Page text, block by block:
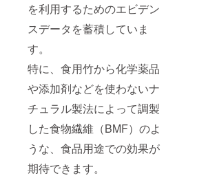
を利用するためのエビデン
スデータを蓄積していま
す。
特に、食用竹から化学薬品
や添加剤などを使わないナ
チュラル製法によって調製
した食物繊維（BMF）のよ
うな、食品用途での効果が
期待できます。